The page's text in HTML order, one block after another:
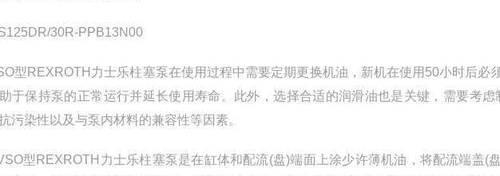
30R-PPB13N00
型REXROTH力士乐柱塞泵在使用过程中需要定期更换机油，新机在使用50小时后必
于保持泵的正常运行并延长使用寿命。此外，选择合适的润滑油也是关键，需要考
污染性以及与泵内材料的兼容性等因素。
型REXROTH力士乐柱塞泵是在缸体和配流(盘)端面上涂少许薄机油，将配流端盖(